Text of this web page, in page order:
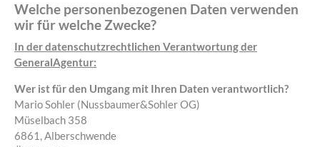
Welche personenbezogenen Daten verwenden
wir für welche Zwecke?
In der datenschutzrechtlichen Verantwortung der
GeneralAgentur:
Wer ist für den Umgang mit Ihren Daten verantwortlich?
Mario Sohler (Nussbaumer&Sohler OG)
Müselbach 358
6861, Alberschwende